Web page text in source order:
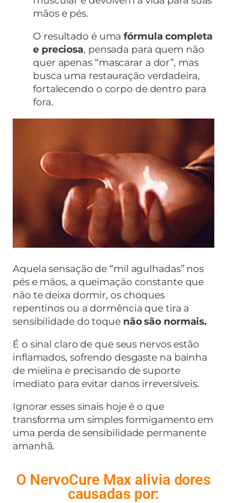
mãos e pés.
O resultado é umafórmula completa
e preciosa, pensada para quem não
quer apenas “mascarar a dor”, mas
busca uma restauração verdadeira,
fortalecendo o corpo de dentro para
fora.
Aquela sensação de “mil agulhadas” nos
pés e mãos, a queimação constante que
não te deixa dormir, os choques
repentinos ou a dormência que tira a
sensibilidade do toque não são normais.
É o sinal claro de que seus nervos estão
inflamados, sofrendo desgaste na bainha
de mielina e precisando de suporte
imediato para evitar danos irreversíveis.
Ignorar esses sinais hoje é o que
transforma um simples formigamento em
uma perda de sensibilidade permanente
amanhã.
O NervoCure Max alivia dores
causadas por: